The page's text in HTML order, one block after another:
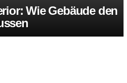
Wie Gebäude den